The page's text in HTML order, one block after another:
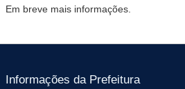
Em breve mais informações.
Informações da Prefeitura